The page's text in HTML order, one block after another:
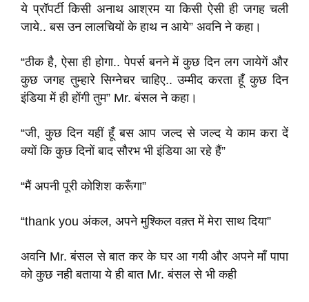
ये प्रॉपर्टी किसी अनाथ आश्रम या किसी ऐसी ही जगह चली
जाये.. बस उन लालचियों के हाथ न आये” अवनि ने कहा।
“ठीक है, ऐसा ही होगा.. पेपर्स बनने में कुछ दिन लग जायेगें और
कुछ जगह तुम्हारे सिग्नेचर चाहिए.. उम्मीद करता हूँ कुछ दिन
इंडिया में ही होंगी तुम” Mr. बंसल ने कहा।
“जी, कुछ दिन यहीं हूँ बस आप जल्द से जल्द ये काम करा दें
क्यों कि कुछ दिनों बाद सौरभ भी इंडिया आ रहे हैं”
“मैं अपनी पूरी कोशिश करूँगा”
“thank you अंकल, अपने मुश्किल वक़्त में मेरा साथ दिया”
अवनि Mr. बंसल से बात कर के घर आ गयी और अपने माँ पापा
को कुछ नही बताया ये ही बात Mr. बंसल से भी कही